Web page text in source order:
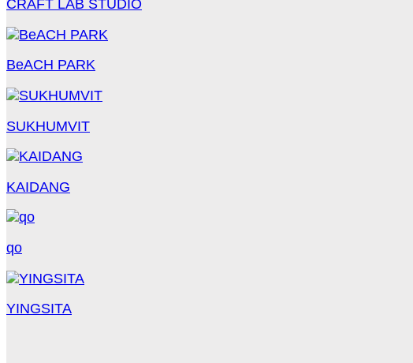
CRAFT LAB STUDIO
BeACH PARK
SUKHUMVIT
KAIDANG
qo
YINGSITA